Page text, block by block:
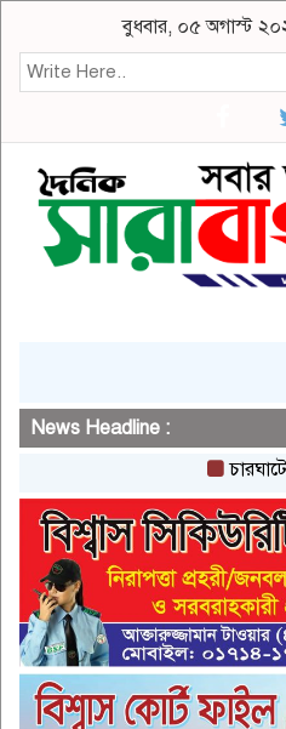
বুধবার, ০৫ অগাস্ট
News Headline :
চারঘাটে